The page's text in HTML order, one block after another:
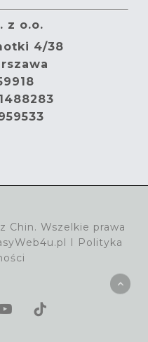
z o.o.
4/38
Chin. Wszelkie prawa
I Polityka
tiktok